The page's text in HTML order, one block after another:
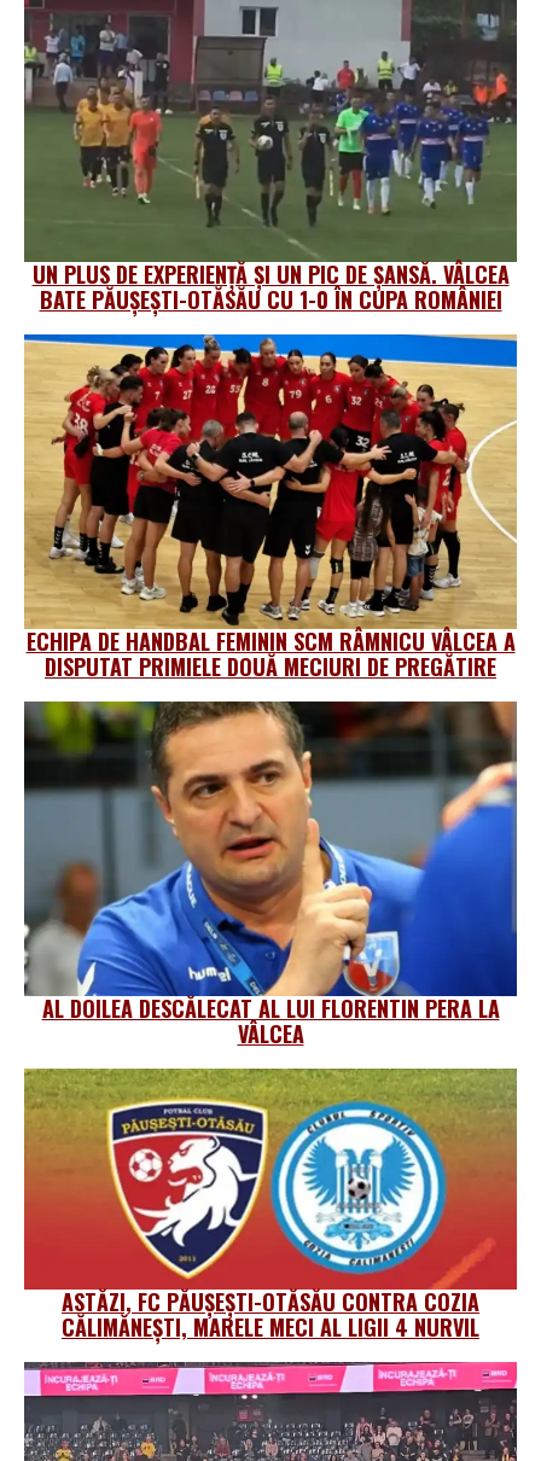
UN PLUS DE EXPERIENȚĂ ȘI UN PIC DE ȘANSĂ. VÂLCEA
BATE PĂUȘEȘTI-OTĂSĂU CU 1-0 ÎN CUPA ROMÂNIEI
ECHIPA DE HANDBAL FEMININ SCM RÂMNICU VÂLCEA A
DISPUTAT PRIMIELE DOUĂ MECIURI DE PREGĂTIRE
AL DOILEA DESCĂLECAT AL LUI FLORENTIN PERA LA
VÂLCEA
ASTĂZI, FC PĂUȘEȘTI-OTĂSĂU CONTRA COZIA
CĂLIMĂNEȘTI, MARELE MECI AL LIGII 4 NURVIL